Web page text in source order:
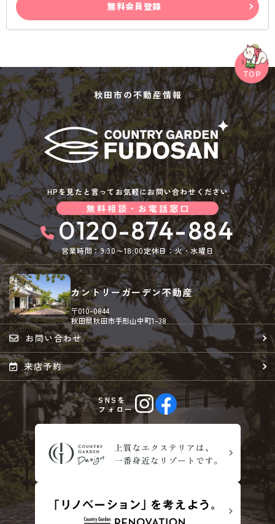
無料会員登録
秋田市の不動産情報
HPを見たと言ってお気軽にお問い合わせください
無料相談・お電話窓口
0120-874-884
営業時間：9:30〜18:00定休日：火・水曜日
カントリーガーデン不動産
〒010-0844
秋田県秋田市手形山中町1-38
お問い合わせ
来店予約
SNSを
フォロー